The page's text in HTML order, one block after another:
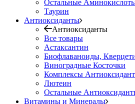
Остальные
Таурин
Антиоксиданты
Антиоксиданты
Все товары
Астаксантин
Биофлаваноиды,
Виноградные Косточки
Комплексы
Лютеин
Остальные
Витамины и Минералы